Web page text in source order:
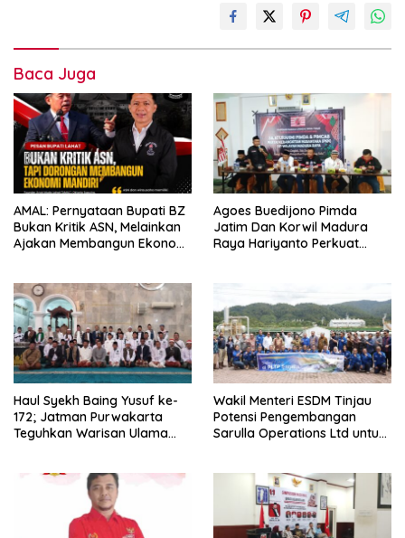
Baca Juga
AMAL: Pernyataan Bupati BZ
Bukan Kritik ASN, Melainkan
Ajakan Membangun Ekonomi
Agoes Buedijono Pimda
Jatim Dan Korwil Madura
Raya Hariyanto Perkuat
Haul Syekh Baing Yusuf ke-
172; Jatman Purwakarta
Teguhkan Warisan Ulama
Wakil Menteri ESDM Tinjau
Potensi Pengembangan
Sarulla Operations Ltd untuk